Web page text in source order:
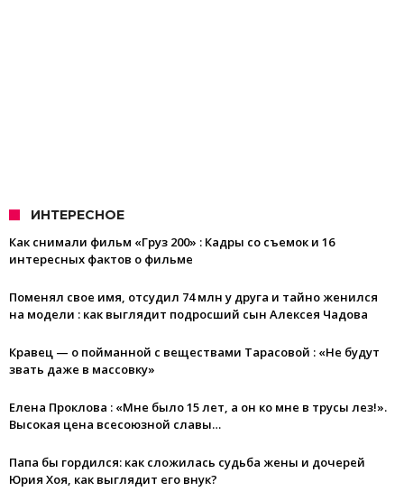
ИНТЕРЕСНОЕ
Как снимали фильм «Груз 200» : Кадры со съемок и 16
интересных фактов о фильме
Поменял свое имя, отсудил 74 млн у друга и тайно женился
на модели : как выглядит подросший сын Алексея Чадова
Кравец — о пойманной с веществами Тарасовой : «Не будут
звать даже в массовку»
Елена Проклова : «Мне было 15 лет, а он ко мне в трусы лез!».
Высокая цена всесоюзной славы…
Папа бы гордился: как сложилась судьба жены и дочерей
Юрия Хоя, как выглядит его внук?